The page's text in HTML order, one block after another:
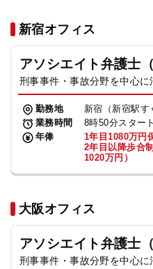
新宿オフィス
アソシエイト弁護士（
刑事事件・事故分野を中心に
勤務地
新宿（新宿駅す
業務時間
8時50分スタート
年俸
1年目1080万円
2年目以降歩合
1020万円）
大阪オフィス
アソシエイト弁護士（
刑事事件・事故分野を中心に
求人採用
お知らせ
特設サイト
相談先情報サイト
法人グループ
プライバシーポリシー